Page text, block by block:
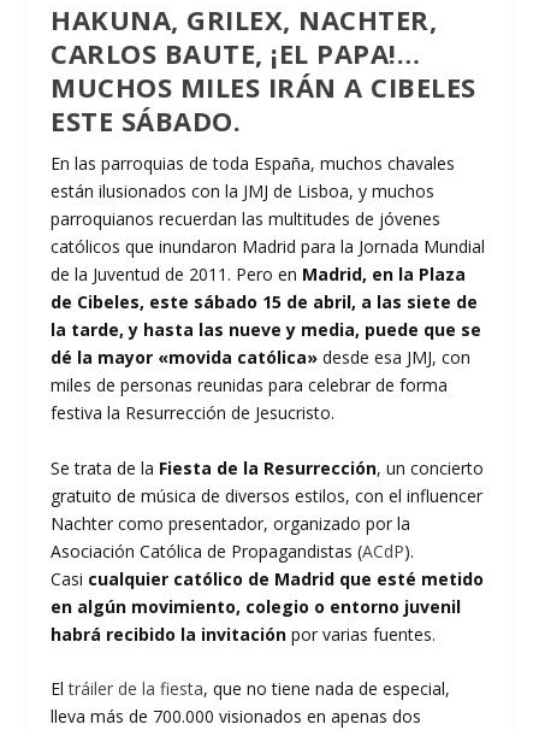
HAKUNA, GRILEX, NACHTER,
CARLOS BAUTE, ¡EL PAPA!…
MUCHOS MILES IRÁN A CIBELES
ESTE SÁBADO.
En las parroquias de toda España, muchos chavales
están ilusionados con la JMJ de Lisboa, y muchos
parroquianos recuerdan las multitudes de jóvenes
católicos que inundaron Madrid para la Jornada Mundial
de la Juventud de 2011. Pero en Madrid, en la Plaza
de Cibeles, este sábado 15 de abril, a las siete de
la tarde, y hasta las nueve y media, puede que se
dé la mayor «movida católica» desde esa JMJ, con
miles de personas reunidas para celebrar de forma
festiva la Resurrección de Jesucristo.
Se trata de la Fiesta de la Resurrección, un concierto
gratuito de música de diversos estilos, con el influencer
Nachter como presentador, organizado por la
Asociación Católica de Propagandistas (ACdP).
Casi cualquier católico de Madrid que esté metido
en algún movimiento, colegio o entorno juvenil
habrá recibido la invitación por varias fuentes.
Eltráiler de la fiesta, que no tiene nada de especial,
lleva más de 700.000 visionados en apenas dos